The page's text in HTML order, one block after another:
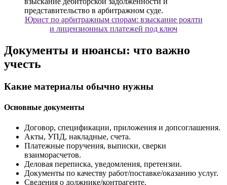
Юрист по арбитражным спорам: взыскание роялти
и лицензионных платежей под ключ
Документы и нюансы: что важно
учесть
Какие материалы обычно нужны
Основные документы
Договор, спецификации, приложения и допсоглашения.
Акты, УПД, накладные, счета.
Платежные поручения, выписки, сверки
взаиморасчетов.
Деловая переписка, уведомления, претензии.
Документы по качеству работ/поставке/оказанию услуг.
Сведения о должнике/контрагенте.